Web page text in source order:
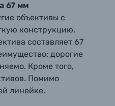
67 мм
объективы с
конструкцию,
составляет 67
дорогие
Кроме того,
Помимо
линейке.